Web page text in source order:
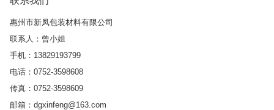
惠州市新凤包装材料有限公司
联系人：曾小姐
手机：13829193799
电话：0752-3598608
传真：0752-3598609
邮箱：dgxinfeng@163.com